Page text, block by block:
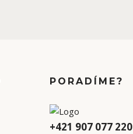
PORADÍME?
+421 907 077 220